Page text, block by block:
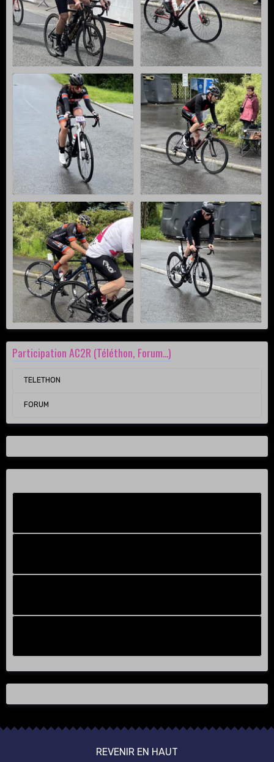
Participation AC2R (Téléthon, Forum...)
TELETHON
FORUM
REVENIR EN HAUT